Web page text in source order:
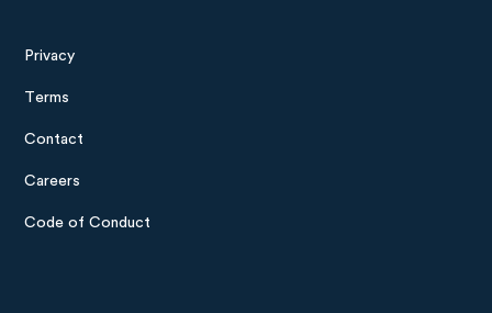
Privacy
Terms
Contact
Careers
Code of Conduct